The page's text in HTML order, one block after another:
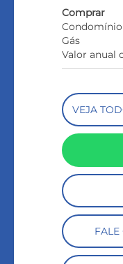
Comprar
Condomínio
Gás
Valor anual
VEJA
FALE